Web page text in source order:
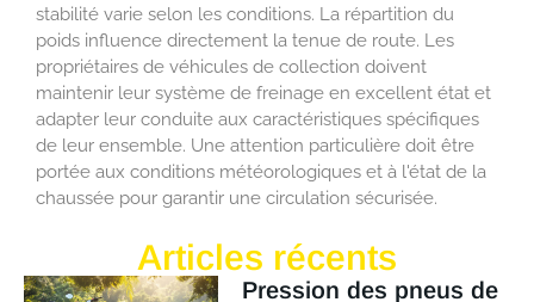
stabilité varie selon les conditions. La répartition du
poids influence directement la tenue de route. Les
propriétaires de véhicules de collection doivent
maintenir leur système de freinage en excellent état et
adapter leur conduite aux caractéristiques spécifiques
de leur ensemble. Une attention particulière doit être
portée aux conditions météorologiques et à l'état de la
chaussée pour garantir une circulation sécurisée.
Articles récents
Pression des pneus de